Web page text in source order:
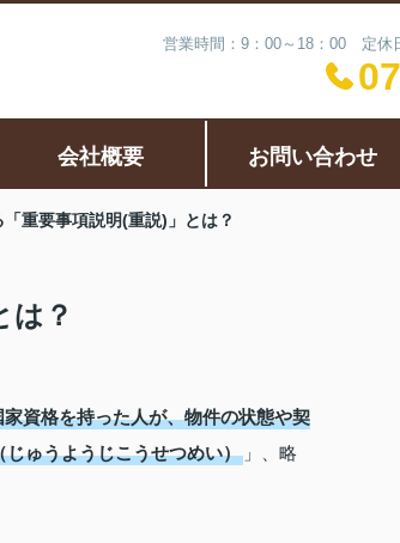
営業時間：9：00～18：00 定休
会社概要 お問い合わせ
重要事項説明(重説)」とは？
は？
資格を持った人が、物件の状態や契
じゅうようじこうせつめい） 」、略